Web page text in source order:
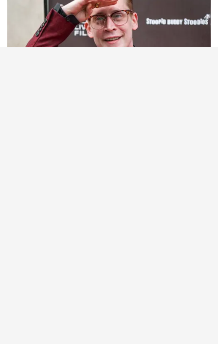
A Routine Dig Came To A Sudden Stop After This Discovery
Climbers Find A House In The Mountains - Then They Look
Inside